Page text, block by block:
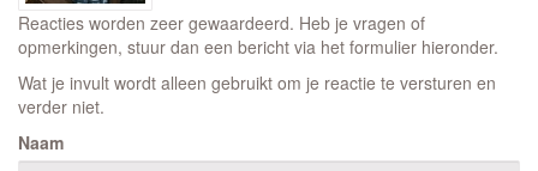
Reacties worden zeer gewaardeerd. Heb je vragen of
opmerkingen, stuur dan een bericht via het formulier hieronder.
Wat je invult wordt alleen gebruikt om je reactie te versturen en
verder niet.
Naam